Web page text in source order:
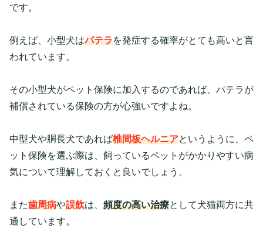
です。
例えば、小型犬はパテラを発症する確率がとても高いと言
われています。
その小型犬がペット保険に加入するのであれば、パテラが
補償されている保険の方が心強いですよね。
中型犬や胴長犬であれば椎間板ヘルニアというように
、ペ
ット保険を選ぶ際は、飼っているペットがかかりやすい病
気について理解しておくと良いでしょう。
また歯周病や誤飲は、 頻度の高い治療として犬猫両方に共
通しています。